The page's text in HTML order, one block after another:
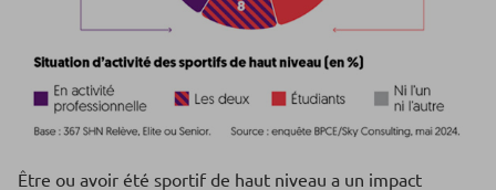
Être ou avoir été sportif de haut niveau a un impact